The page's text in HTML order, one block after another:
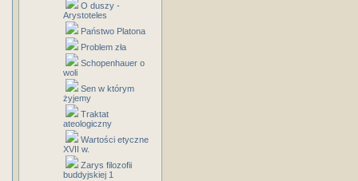
O duszy -
Arystoteles
Państwo Platona
Problem zła
Schopenhauer o
woli
Sen w którym
żyjemy
Traktat
ateologiczny
Wartości etyczne
XVII w.
Zarys filozofii
buddyjskiej 1